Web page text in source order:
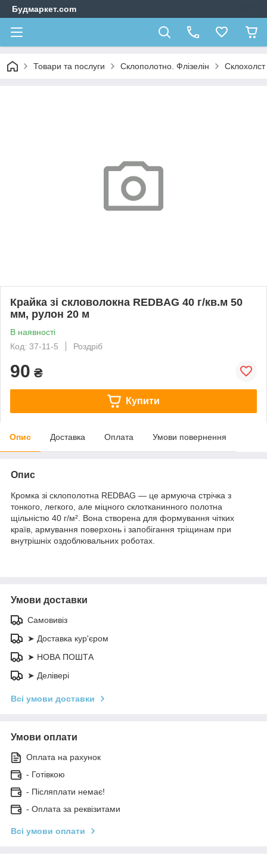
Будмаркет.com
Товари та послуги Склополотно. Флізелін
Крайка зі скловолокна REDBAG 40 г/кв.м 50
мм, рулон 20 м
В наявності
Код: 37-11-5
Роздріб
90 ₴
Купити
Опис Доставка Оплата Умови повернення
Опис
Кромка зі склополотна REDBAG — це армуюча стрічка з
тонкого, легкого, але міцного склотканинного полотна
щільністю 40 г/м². Вона створена для формування чітких
країв, армування поверхонь і запобігання тріщинам при
внутрішніх оздоблювальних роботах.
Умови доставки
Самовивіз
➤ Доставка кур'єром
➤ НОВА ПОШТА
➤ Делівері
Всі умови доставки
Умови оплати
Оплата на рахунок
- Готівкою
- Післяплати немає!
- Оплата за реквізитами
Всі умови оплати